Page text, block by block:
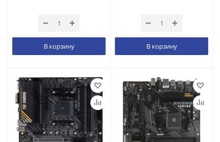
В корзину В корзину